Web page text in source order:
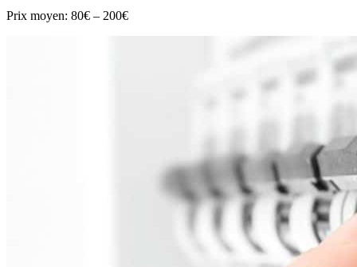
Prix moyen: 80€ – 200€